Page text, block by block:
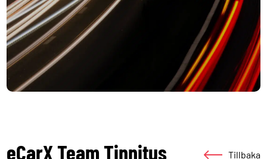
eCarX Team Tinnitus Tillbaka